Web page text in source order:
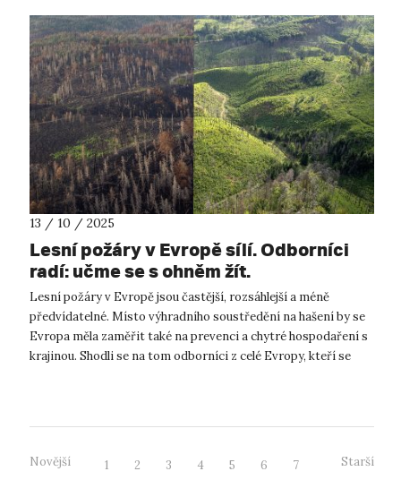
13 / 10 / 2025
Lesní požáry v Evropě sílí. Odborníci
radí: učme se s ohněm žít.
Lesní požáry v Evropě jsou častější, rozsáhlejší a méně
předvídatelné. Místo výhradního soustředění na hašení by se
Evropa měla zaměřit také na prevenci a chytré hospodaření s
krajinou. Shodli se na tom odborníci z celé Evropy, kteří se
Novější 1 2 3 4 5 6
7
Starší